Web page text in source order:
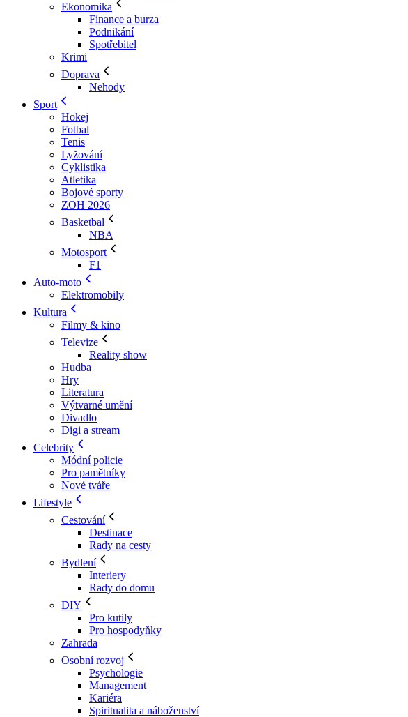
Ekonomika
Finance a burza
Podnikání
Spotřebitel
Krimi
Doprava
Nehody
Sport
Hokej
Fotbal
Tenis
Lyžování
Cyklistika
Atletika
Bojové sporty
ZOH 2026
Basketbal
NBA
Motosport
F1
Auto-moto
Elektromobily
Kultura
Filmy & kino
Televize
Reality show
Hudba
Hry
Literatura
Výtvarné umění
Divadlo
Digi a stream
Celebrity
Módní policie
Pro pamětníky
Nové tváře
Lifestyle
Cestování
Destinace
Rady na cesty
Bydlení
Interiery
Rady do domu
DIY
Pro kutily
Pro hospodyňky
Zahrada
Osobní rozvoj
Psychologie
Management
Kariéra
Spiritualita a náboženství